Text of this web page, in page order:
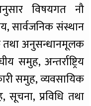
विषयगत नौ
सार्वजनिक संस्थान
तथा अनुसन्धानमूलक
समुह, अन्तर्राष्ट्रिय
समुह, व्यवसायिक
सूचना, प्रविधि तथा